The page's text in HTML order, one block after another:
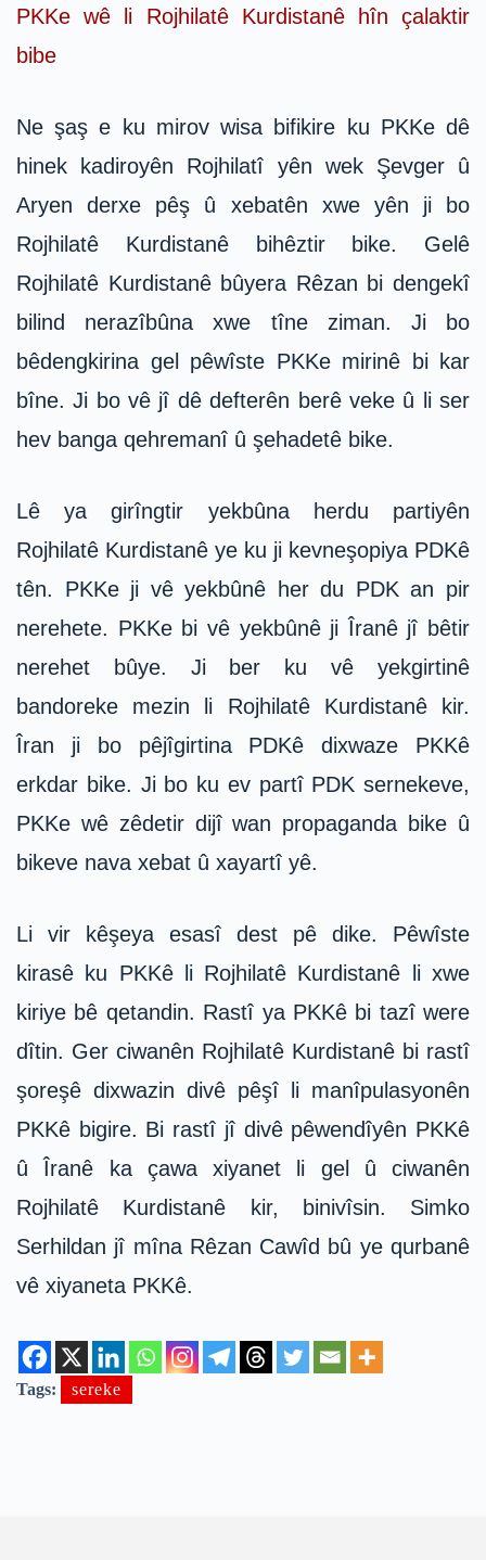
PKKe wê li Rojhilatê Kurdistanê hîn çalaktir
bibe
Ne şaş e ku mirov wisa bifikire ku PKKe dê
hinek kadiroyên Rojhilatî yên wek Şevger û
Aryen derxe pêş û xebatên xwe yên ji bo
Rojhilatê Kurdistanê bihêztir bike. Gelê
Rojhilatê Kurdistanê bûyera Rêzan bi dengekî
bilind nerazîbûna xwe tîne ziman. Ji bo
bêdengkirina gel pêwîste PKKe mirinê bi kar
bîne. Ji bo vê jî dê defterên berê veke û li ser
hev banga qehremanî û şehadetê bike.
Lê ya girîngtir yekbûna herdu partiyên
Rojhilatê Kurdistanê ye ku ji kevneşopiya PDKê
tên. PKKe ji vê yekbûnê her du PDK an pir
nerehete. PKKe bi vê yekbûnê ji Îranê jî bêtir
nerehet bûye. Ji ber ku vê yekgirtinê
bandoreke mezin li Rojhilatê Kurdistanê kir.
Îran ji bo pêjîgirtina PDKê dixwaze PKKê
erkdar bike. Ji bo ku ev partî PDK sernekeve,
PKKe wê zêdetir dijî wan propaganda bike û
bikeve nava xebat û xayartî yê.
Li vir kêşeya esasî dest pê dike. Pêwîste
kirasê ku PKKê li Rojhilatê Kurdistanê li xwe
kiriye bê qetandin. Rastî ya PKKê bi tazî were
dîtin. Ger ciwanên Rojhilatê Kurdistanê bi rastî
şoreşê dixwazin divê pêşî li manîpulasyonên
PKKê bigire. Bi rastî jî divê pêwendîyên PKKê
û Îranê ka çawa xiyanet li gel û ciwanên
Rojhilatê Kurdistanê kir, binivîsin. Simko
Serhildan jî mîna Rêzan Cawîd bû ye qurbanê
vê xiyaneta PKKê.
Tags: sereke